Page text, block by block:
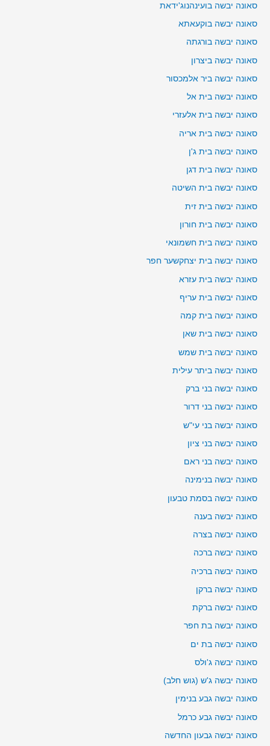
סאונה יבשה בועינהנוג'ידאת
סאונה יבשה בוקעאתא
סאונה יבשה בורגתה
סאונה יבשה ביצרון
סאונה יבשה ביר אלמכסור
סאונה יבשה בית אל
סאונה יבשה בית אלעזרי
סאונה יבשה בית אריה
סאונה יבשה בית ג'ן
סאונה יבשה בית דגן
סאונה יבשה בית השיטה
סאונה יבשה בית זית
סאונה יבשה בית חורון
סאונה יבשה בית חשמונאי
סאונה יבשה בית יצחקשער חפר
סאונה יבשה בית עזרא
סאונה יבשה בית עריף
סאונה יבשה בית קמה
סאונה יבשה בית שאן
סאונה יבשה בית שמש
סאונה יבשה ביתר עילית
סאונה יבשה בני ברק
סאונה יבשה בני דרור
סאונה יבשה בני עי"ש
סאונה יבשה בני ציון
סאונה יבשה בני ראם
סאונה יבשה בנימינה
סאונה יבשה בסמת טבעון
סאונה יבשה בענה
סאונה יבשה בצרה
סאונה יבשה ברכה
סאונה יבשה ברכיה
סאונה יבשה ברקן
סאונה יבשה ברקת
סאונה יבשה בת חפר
סאונה יבשה בת ים
סאונה יבשה ג'ולס
סאונה יבשה ג'ש (גוש חלב)
סאונה יבשה גבע בנימין
סאונה יבשה גבע כרמל
סאונה יבשה גבעון החדשה